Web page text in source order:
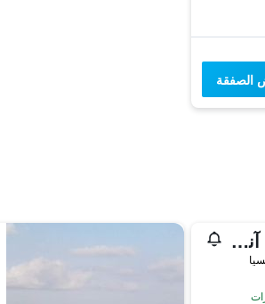
الصفقة
توسبيسز ليفينج آت ويف آند تشيل هاوس